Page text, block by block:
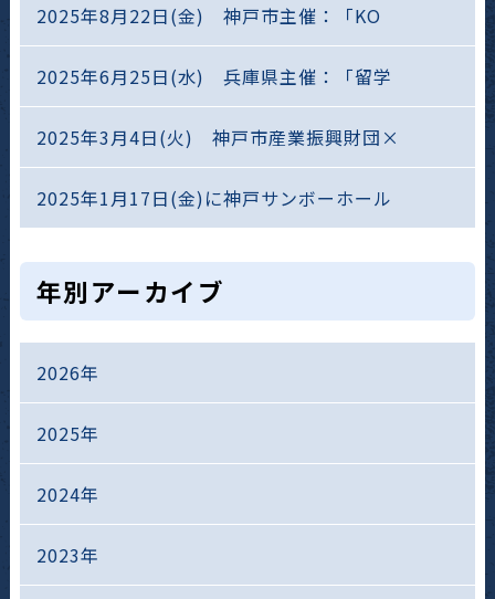
2025年8月22日(金) 神戸市主催：「KO
2025年6月25日(水) 兵庫県主催：「留学
2025年3月4日(火) 神戸市産業振興財団×
2025年1月17日(金)に神戸サンボーホール
年別アーカイブ
2026年
2025年
2024年
2023年